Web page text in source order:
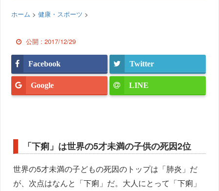
ホーム >健康・スポーツ >
公開 :2017/12/29
Facebook Twitter
Google LINE
「下痢」は世界の5才未満の子供の死因2位
世界の5才未満の子どもの死因のトップは「肺炎」だ
が、次点はなんと「下痢」だ。大人にとって「下痢」